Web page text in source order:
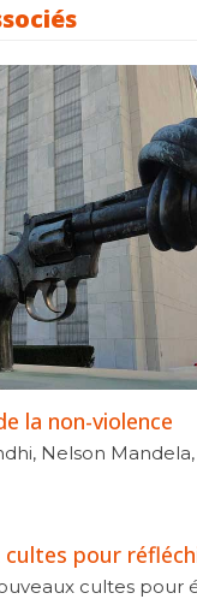
la non-violence
Nelson
cultes pour
cultes pour